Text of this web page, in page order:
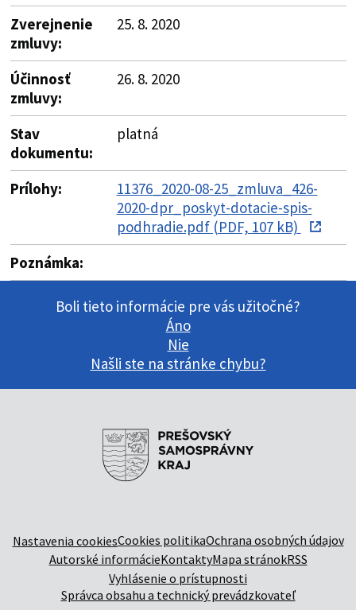
Zverejnenie
zmluvy:
25. 8. 2020
Účinnosť
zmluvy:
26. 8. 2020
Stav
dokumentu:
platná
Prílohy:
11376_2020-08-25_zmluva_426-
2020-dpr_poskyt-dotacie-spis-
podhradie.pdf (PDF, 107 kB)
Poznámka:
Boli tieto informácie pre vás užitočné?
Áno
Nie
Našli ste na stránke chybu?
Nastavenia cookiesCookies politikaOchrana osobných údajov
Autorské informácieKontaktyMapa stránokRSS
Vyhlásenie o prístupnosti
Správca obsahu a technický prevádzkovateľ